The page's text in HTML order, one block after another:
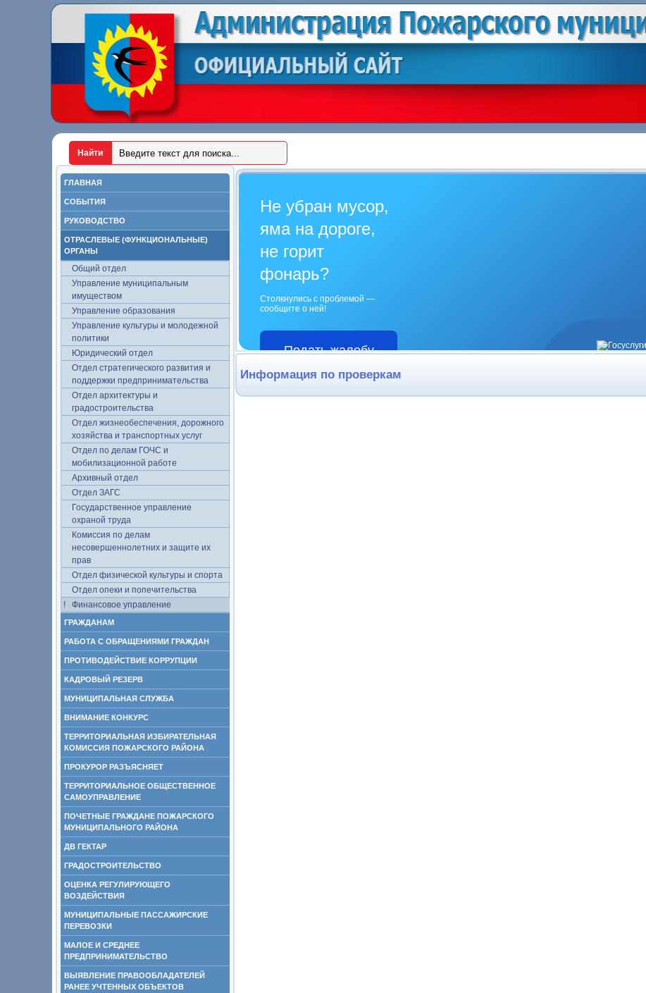
ГЛАВНАЯ
СОБЫТИЯ
РУКОВОДСТВО
ОТРАСЛЕВЫЕ (ФУНКЦИОНАЛЬНЫЕ)
ОРГАНЫ
Общий отдел
Управление муниципальным
имуществом
Управление образования
Управление культуры и молодежной
политики
Юридический отдел
Отдел стратегического развития и
поддержки предпринимательства
Отдел архитектуры и
градостроительства
Отдел жизнеобеспечения, дорожного
хозяйства и транспортных услуг
Отдел по делам ГОЧС и
мобилизационной работе
Архивный отдел
Отдел ЗАГС
Государственное управление
охраной труда
Комиссия по делам
несовершеннолетних и защите их
прав
Отдел физической культуры и спорта
Отдел опеки и попечительства
Финансовое управление
ГРАЖДАНАМ
РАБОТА С ОБРАЩЕНИЯМИ ГРАЖДАН
ПРОТИВОДЕЙСТВИЕ КОРРУПЦИИ
КАДРОВЫЙ РЕЗЕРВ
МУНИЦИПАЛЬНАЯ СЛУЖБА
ВНИМАНИЕ КОНКУРС
ТЕРРИТОРИАЛЬНАЯ ИЗБИРАТЕЛЬНАЯ
КОМИССИЯ ПОЖАРСКОГО РАЙОНА
ПРОКУРОР РАЗЪЯСНЯЕТ
ТЕРРИТОРИАЛЬНОЕ ОБЩЕСТВЕННОЕ
САМОУПРАВЛЕНИЕ
ПОЧЕТНЫЕ ГРАЖДАНЕ ПОЖАРСКОГО
МУНИЦИПАЛЬНОГО РАЙОНА
ДВ ГЕКТАР
ГРАДОСТРОИТЕЛЬСТВО
ОЦЕНКА РЕГУЛИРУЮЩЕГО
ВОЗДЕЙСТВИЯ
МУНИЦИПАЛЬНЫЕ ПАССАЖИРСКИЕ
ПЕРЕВОЗКИ
МАЛОЕ И СРЕДНЕЕ
ПРЕДПРИНИМАТЕЛЬСТВО
ВЫЯВЛЕНИЕ ПРАВООБЛАДАТЕЛЕЙ
РАНЕЕ УЧТЕННЫХ ОБЪЕКТОВ
Не убран мусор,
яма на дороге,
не горит
фонарь?
Столкнулись с проблемой —
сообщите о ней!
Подать жалобу
Информация по проверкам